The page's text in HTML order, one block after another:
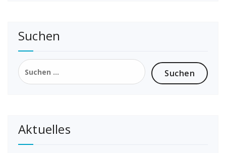
Suchen
Suchen
nach:
Aktuelles